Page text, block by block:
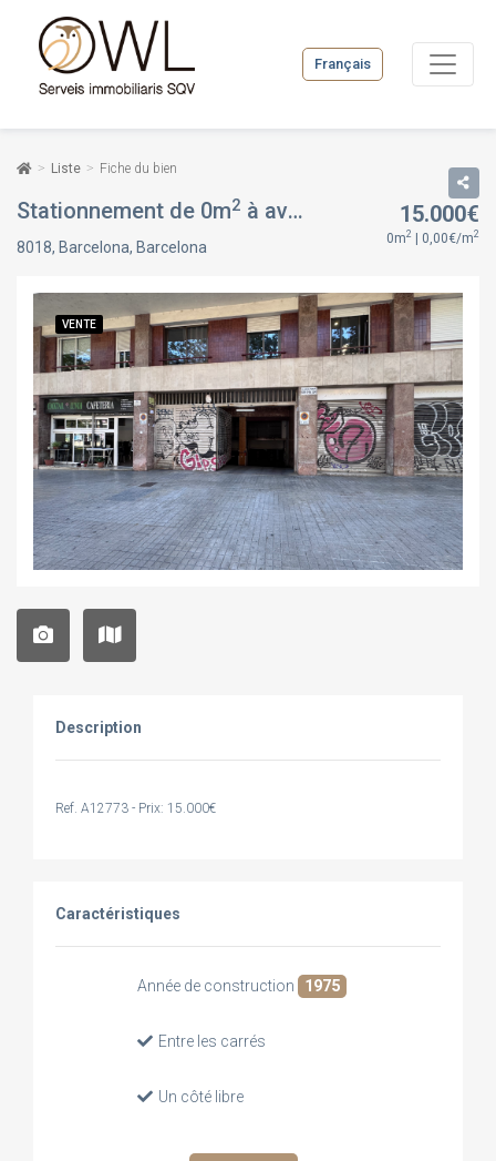
Français
Liste Fiche du bien
Stationnement de 0m2 à avenida meridiana, 21, à Barcelona, Sant Martí, Barcelona
8018, Barcelona, Barcelona
15.000€
0m2 | 0,00€/m2
VENTE
Description
Ref. A12773 - Prix: 15.000€
Caractéristiques
Année de construction 1975
Entre les carrés
Un côté libre